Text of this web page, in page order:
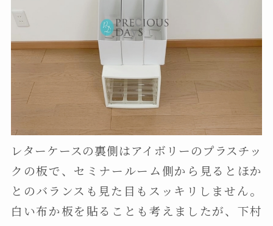
レターケースの裏側はアイボリーのプラスチッ
クの板で、セミナールーム側から見るとほか
とのバランスも見た目もスッキリしません。
白い布か板を貼ることも考えましたが、下村